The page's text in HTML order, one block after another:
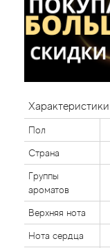
Характеристики
Пол
Страна
Группы
ароматов
Верхняя нота
Нота сердца